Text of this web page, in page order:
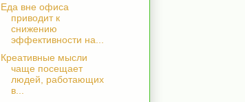
Еда вне офиса
приводит к
снижению
эффективности на...
Креативные мысли
чаще посещает
людей, работающих
в...